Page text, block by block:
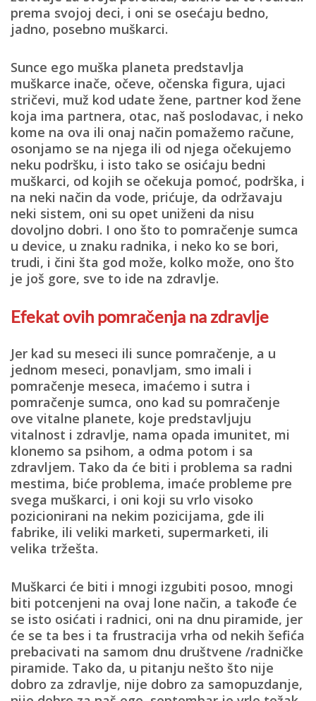
prema svojoj deci, i oni se osećaju bedno,
jadno, posebno muškarci.
Sunce ego muška planeta predstavlja
muškarce inače, očeve, očenska figura, ujaci
stričevi, muž kod udate žene, partner kod žene
koja ima partnera, otac, naš poslodavac, i neko
kome na ova ili onaj način pomažemo račune,
osonjamo se na njega ili od njega očekujemo
neku podršku, i isto tako se osićaju bedni
muškarci, od kojih se očekuja pomoć, podrška, i
na neki način da vode, prićuje, da održavaju
neki sistem, oni su opet uniženi da nisu
dovoljno dobri. I ono što to pomračenje sumca
u device, u znaku radnika, i neko ko se bori,
trudi, i čini šta god može, kolko može, ono što
je još gore, sve to ide na zdravlje.
Efekat ovih pomračenja na zdravlje
Jer kad su meseci ili sunce pomračenje, a u
jednom meseci, ponavljam, smo imali i
pomračenje meseca, imaćemo i sutra i
pomračenje sumca, ono kad su pomračenje
ove vitalne planete, koje predstavljuju
vitalnost i zdravlje, nama opada imunitet, mi
klonemo sa psihom, a odma potom i sa
zdravljem. Tako da će biti i problema sa radni
mestima, biće problema, imaće probleme pre
svega muškarci, i oni koji su vrlo visoko
pozicionirani na nekim pozicijama, gde ili
fabrike, ili veliki marketi, supermarketi, ili
velika tržešta.
Muškarci će biti i mnogi izgubiti posoo, mnogi
biti potcenjeni na ovaj lone način, a takođe će
se isto osićati i radnici, oni na dnu piramide, jer
će se ta bes i ta frustracija vrha od nekih šefića
prebacivati na samom dnu društvene /radničke
piramide. Tako da, u pitanju nešto što nije
dobro za zdravlje, nije dobro za samopuzdanje,